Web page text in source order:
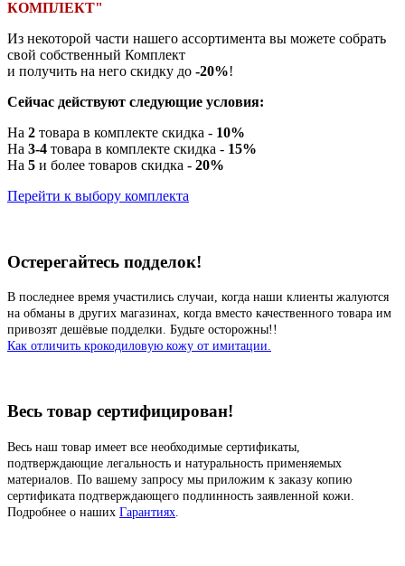
КОМПЛЕКТ"
Из некоторой части нашего ассортимента вы можете собрать
свой собственный Комплект
и получить на него скидку до -20%!
Сейчас действуют следующие условия:
На 2 товара в комплекте скидка - 10%
На 3-4 товара в комплекте скидка - 15%
На 5 и более товаров скидка - 20%
Перейти к выбору комплекта
Остерегайтесь подделок!
В последнее время участились случаи, когда наши клиенты жалуются
на обманы в других магазинах, когда вместо качественного товара им
привозят дешёвые подделки. Будьте осторожны!!
Как отличить крокодиловую кожу от имитации.
Весь товар сертифицирован!
Весь наш товар имеет все необходимые сертификаты,
подтверждающие легальность и натуральность применяемых
материалов. По вашему запросу мы приложим к заказу копию
сертификата подтверждающего подлинность заявленной кожи.
Подробнее о наших Гарантиях